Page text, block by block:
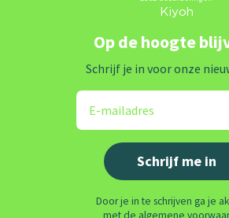
Op de hoogte
Schrijf je in voor onze
Door je in te schrijven ga je